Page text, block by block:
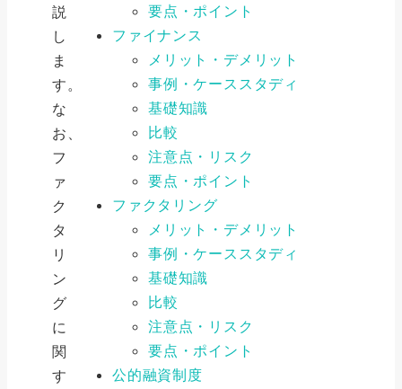
説
し
ま
す。
な
お、
フ
ァ
ク
タ
リ
ン
グ
に
関
す
要点・ポイント
ファイナンス
メリット・デメリット
事例・ケーススタディ
基礎知識
比較
注意点・リスク
要点・ポイント
ファクタリング
メリット・デメリット
事例・ケーススタディ
基礎知識
比較
注意点・リスク
要点・ポイント
公的融資制度